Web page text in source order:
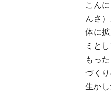
こん
んさ
体に
ミと
もっ
づく
生か